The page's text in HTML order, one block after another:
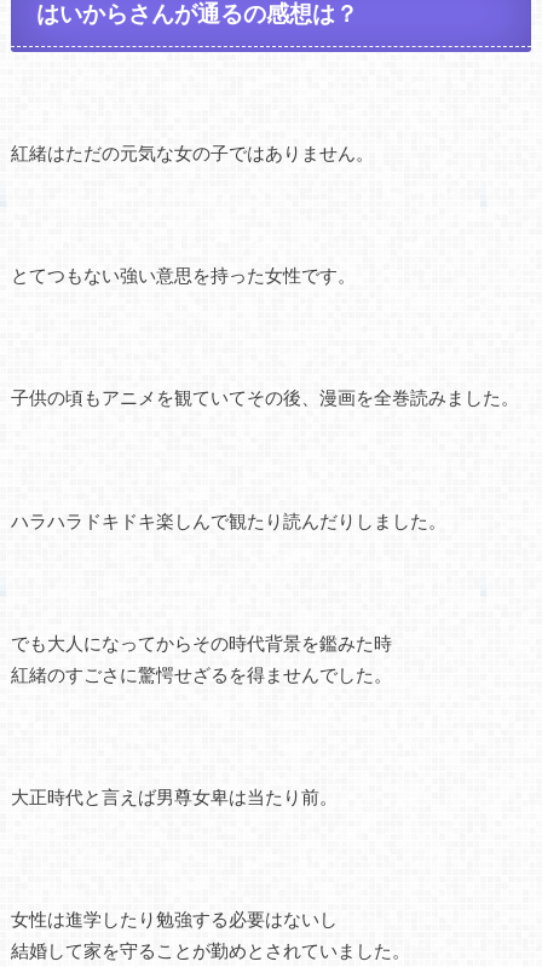
はいからさんが通るの感想は？
紅緒はただの元気な女の子ではありません。
とてつもない強い意思を持った女性です。
子供の頃もアニメを観ていてその後、漫画を全巻読みました。
ハラハラドキドキ楽しんで観たり読んだりしました。
でも大人になってからその時代背景を鑑みた時
紅緒のすごさに驚愕せざるを得ませんでした。
大正時代と言えば男尊女卑は当たり前。
女性は進学したり勉強する必要はないし
結婚して家を守ることが勤めとされていました。